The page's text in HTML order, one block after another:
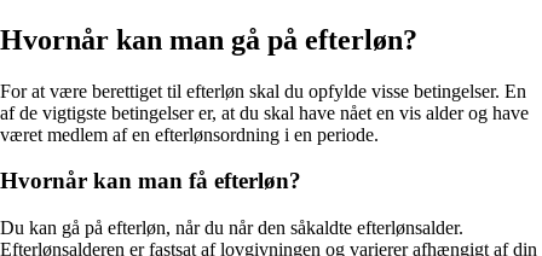
Hvornår kan man gå på efterløn?
For at være berettiget til efterløn skal du opfylde visse betingelser. En
af de vigtigste betingelser er, at du skal have nået en vis alder og have
været medlem af en efterlønsordning i en periode.
Hvornår kan man få efterløn?
Du kan gå på efterløn, når du når den såkaldte efterlønsalder.
Efterlønsalderen er fastsat af lovgivningen og varierer afhængigt af din